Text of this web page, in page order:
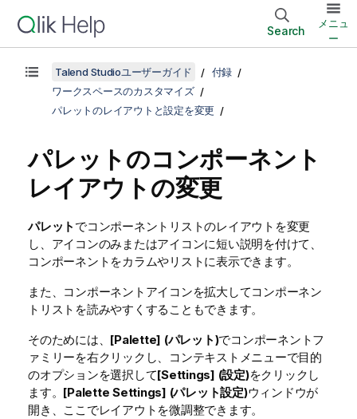
Search
メニュ
ー
Talend Studioユーザーガイド
付録
ワークスペースのカスタマイズ
パレットのレイアウトと設定を変更
パレットのコンポーネント
レイアウトの変更
パレット でコンポーネントリストのレイアウトを変更
し、アイコンのみまたはアイコンに短い説明を付けて、
コンポーネントをカラムやリストに表示できます。
また、コンポーネントアイコンを拡大してコンポーネン
トリストを読みやすくすることもできます。
そのためには、 [Palette] (パレット)でコンポーネントフ
ァミリーを右クリックし、コンテキストメニューで目的
のオプションを選択して[Settings] (設定)をクリックし
ます。 [Palette Settings] (パレット設定)ウィンドウが
開き、ここでレイアウトを微調整できます。